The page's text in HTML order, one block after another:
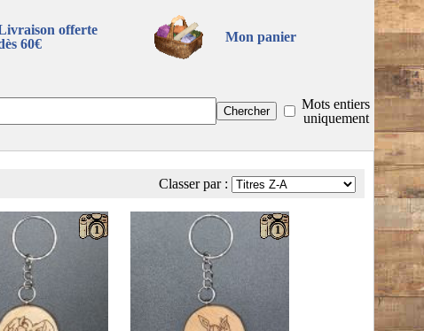
offerte
60€
Mon panier
Mots entiers
uniquement
Classer par :
1 1